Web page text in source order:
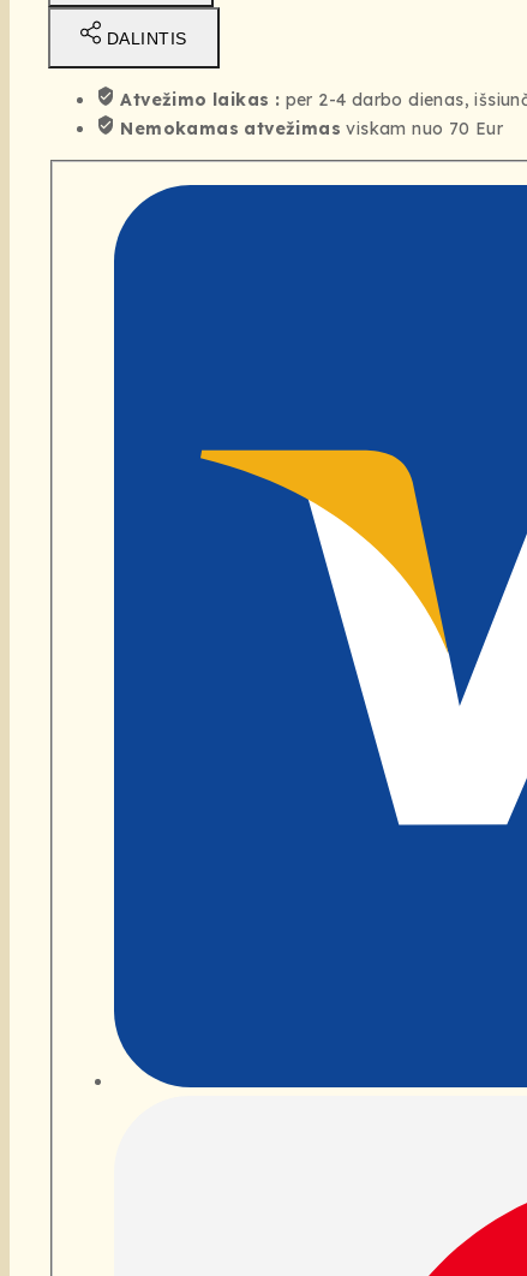
DALINTIS
Atvežimo laikas : per 2-4 darbo dienas,
Nemokamas atvežimasviskam nuo 70 Eur